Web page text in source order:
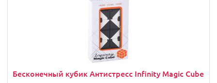
Бесконечный кубик Антистресс Infinity Magic Cube